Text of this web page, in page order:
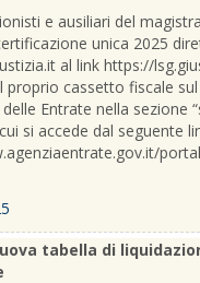
e ausiliari del
unica 2025
al link https://
proprio cassetto fiscale
delle Entrate nella sezione
si accede dal seguente
tabella di